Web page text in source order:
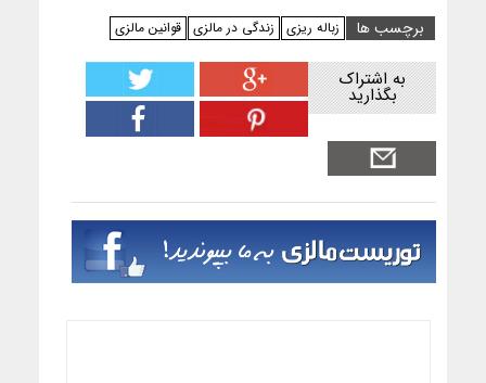
برچسب ها
زباله ریزی زندگی در مالزی قوانین مالزی
به اشتراک
بگذارید